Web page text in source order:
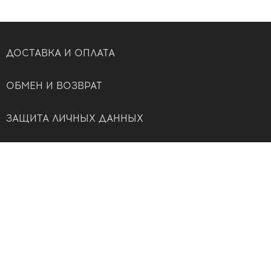
ДОСТАВКА И ОПЛАТА
ОБМЕН И ВОЗВРАТ
ЗАЩИТА ЛИЧНЫХ ДАННЫХ